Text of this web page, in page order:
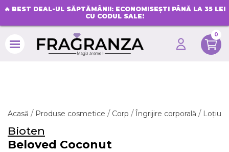
🔥 BEST DEAL-UL SĂPTĂMÂNII: ECONOMISEȘTI PÂNĂ LA 35 LEI
CU CODUL SALE!
0
Acasă Produse cosmetice Corp Îngrijire corporală
Bioten
Beloved Coconut